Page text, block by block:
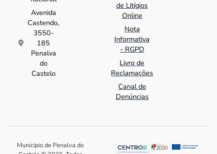
Avenida
Castendo,
3550-
185
Penalva
do
Castelo
de Litígios
Online
Nota
Informativa
- RGPD
Livro de
Reclamações
Canal de
Denúncias
Município de Penalva do